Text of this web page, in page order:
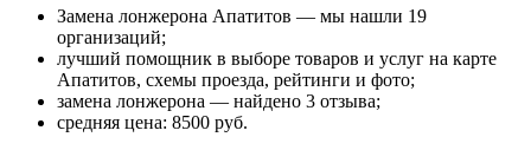
Замена лонжерона Апатитов — мы нашли 19
организаций;
лучший помощник в выборе товаров и услуг на карте
Апатитов, схемы проезда, рейтинги и фото;
замена лонжерона — найдено 3 отзыва;
cредняя цена: 8500 руб.